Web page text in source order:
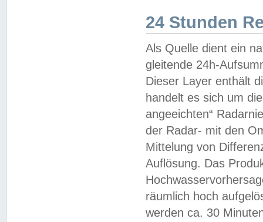
24 Stunden
Als Quelle dient ein
gleitende 24h-
Dieser Layer enthält
handelt es sich um
angeeichten“
der Radar- mit den
Mittelung von
Auflösung. Das
räumlich hoch
werden ca. 30